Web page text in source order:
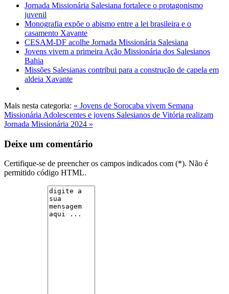
Jornada Missionária Salesiana fortalece o protagonismo
juvenil
Monografia expõe o abismo entre a lei brasileira e o
casamento Xavante
CESAM-DF acolhe Jornada Missionária Salesiana
Jovens vivem a primeira Ação Missionária dos Salesianos
Bahia
Missões Salesianas contribui para a construção de capela em
aldeia Xavante
Mais nesta categoria: « Jovens de Sorocaba vivem Semana
Missionária Adolescentes e jovens Salesianos de Vitória realizam
Jornada Missionária 2024 »
Deixe um comentário
Certifique-se de preencher os campos indicados com (*). Não é
permitido código HTML.